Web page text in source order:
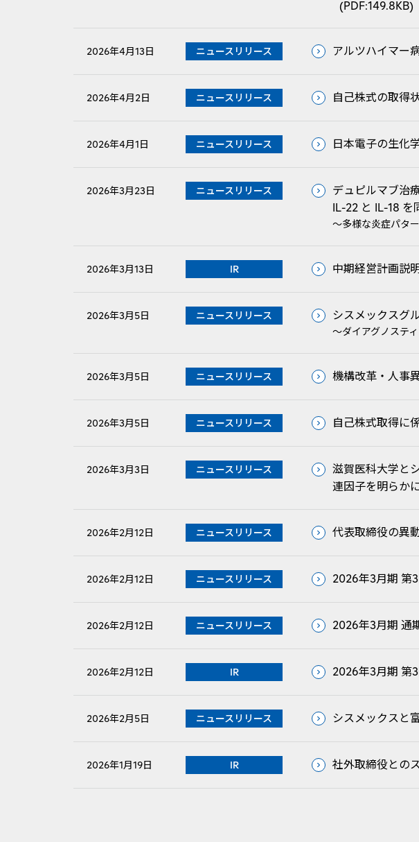
(PDF:149.8KB)
2026年4月13日 ニュースリリース アルツハイマー
2026年4月2日 ニュースリリース 自己株式の取得
PDFファイルが新規ウィンドウで開きます
2026年4月1日 ニュースリリース 日本電子の生化
2026年3月23日 ニュースリリース
デュピルマブ治
IL-22 と IL-18 を
〜多様な炎症パタ
PDFファイルが新規ウィンドウで開きます
2026年3月13日 IR 中期経営計画説
2026年3月5日 ニュースリリース シスメックスグ
～ダイアグノステ
2026年3月5日 ニュースリリース 機構改革・人事
PDFファイルが新規ウィンドウで開きます
2026年3月5日 ニュースリリース 自己株式取得に
PDFファイルが新規ウィンドウで開きます
2026年3月3日 ニュースリリース
滋賀医科大学と
連因子を明らか
PDFファイルが新規ウィンドウで開きます
2026年2月12日 ニュースリリース 代表取締役の異
PDFファイルが新規ウィンドウで開きます
2026年2月12日 ニュースリリース 2026年3月期 第
PDFファイルが新規ウィンドウで開きます
2026年2月12日 ニュースリリース 2026年3月期 通
PDFファイルが新規ウィンドウで開きます
2026年2月12日 IR 2026年3月期 第
2026年2月5日 ニュースリリース シスメックスと
2026年1月19日 IR 社外取締役との